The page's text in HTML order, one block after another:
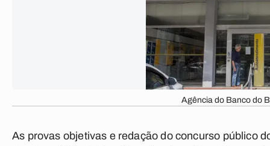
Agência do Banco do
As provas objetivas e redação do concurso público